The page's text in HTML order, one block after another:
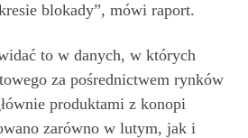
blokady”, mówi raport.
to w danych, w których
za pośrednictwem rynków
produktami z konopi
zarówno w lutym, jak i